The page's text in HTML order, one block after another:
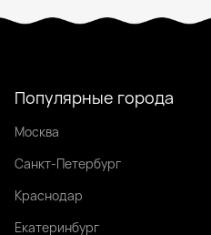
Популярные города
Москва
Санкт-Петербург
Краснодар
Екатеринбург